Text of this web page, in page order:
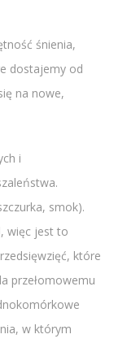
śnienia,
dostajemy od
na nowe,
i
smok).
więc jest to
które
przełomowemu
w którym